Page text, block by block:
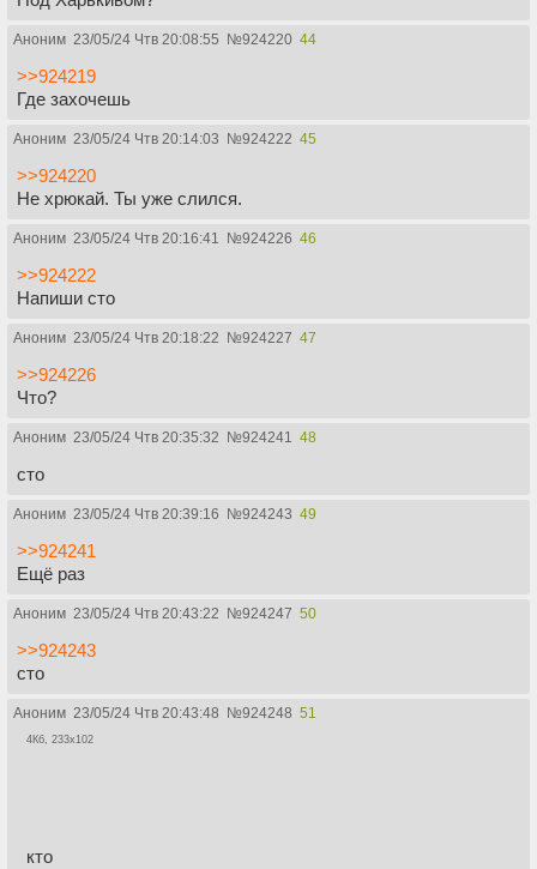
Аноним 23/05/24 Чтв 20:08:55 №924220 44
>>924219
Где захочешь
Аноним 23/05/24 Чтв 20:14:03 №924222 45
>>924220
Не хрюкай. Ты уже слился.
Аноним 23/05/24 Чтв 20:16:41 №924226 46
>>924222
Напиши сто
Аноним 23/05/24 Чтв 20:18:22 №924227 47
>>924226
Что?
Аноним 23/05/24 Чтв 20:35:32 №924241 48
сто
Аноним 23/05/24 Чтв 20:39:16 №924243 49
>>924241
Ещё раз
Аноним 23/05/24 Чтв 20:43:22 №924247 50
>>924243
сто
Аноним 23/05/24 Чтв 20:43:48 №924248 51
4Кб, 233x102
кто